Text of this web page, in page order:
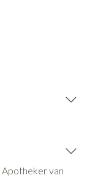
Apotheker van